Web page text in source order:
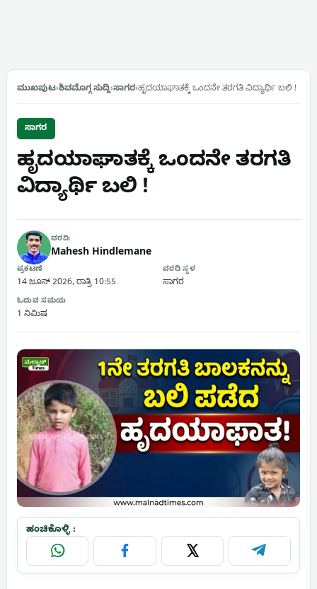
ಮುಖಪುಟ›ಶಿವಮೊಗ್ಗ ಸುದ್ದಿ›ಸಾಗರ›ಹೃದಯಾಘಾತಕ್ಕೆ ಒಂದನೇ ತರಗತಿ ವಿದ್ಯಾರ್ಥಿ ಬಲಿ !
ಸಾಗರ
ಹೃದಯಾಘಾತಕ್ಕೆ ಒಂದನೇ ತರಗತಿ
ವಿದ್ಯಾರ್ಥಿ ಬಲಿ !
ವರದಿ:
Mahesh Hindlemane
ಪ್ರಕಟಣೆ
14 ಜೂನ್ 2026, ರಾತ್ರಿ 10:55
ವರದಿ ಸ್ಥಳ
ಸಾಗರ
ಓದುವ ಸಮಯ
1 ನಿಮಿಷ
ಹಂಚಿಕೊಳ್ಳಿ :
WhatsApp Facebook X Telegram